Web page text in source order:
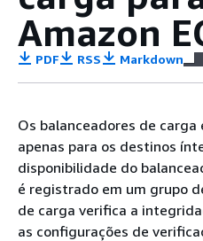
Amazon
PDF RSS Markdown
Os balanceadores de
apenas para os destinos
disponibilidade do
é registrado em um grupo
de carga verifica a
as configurações de